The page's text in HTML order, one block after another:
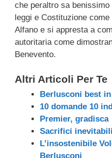
che peraltro sa
leggi e Costituzione come
Alfano e si appresta a
autoritaria come
Benevento.
Altri Articoli Per Te
Berlusconi best
10 domande 10
Premier, gradisca
Sacrifici inevitabili
L’insostenibile
Berlusconi